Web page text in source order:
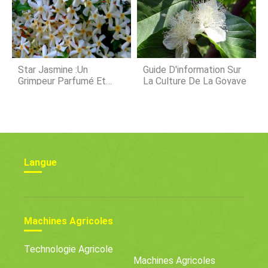
Star Jasmine :Un
Grimpeur Parfumé Et
Guide D'information Sur
La Culture De La Goyave
Langue
Machines Agricoles
Technologie Agricole
Machines Agricoles